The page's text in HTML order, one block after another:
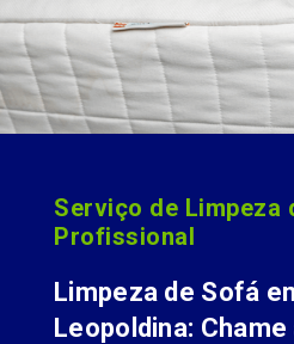
Serviço de Limpeza
Profissional
Limpeza de Sofá
Leopoldina: Chame